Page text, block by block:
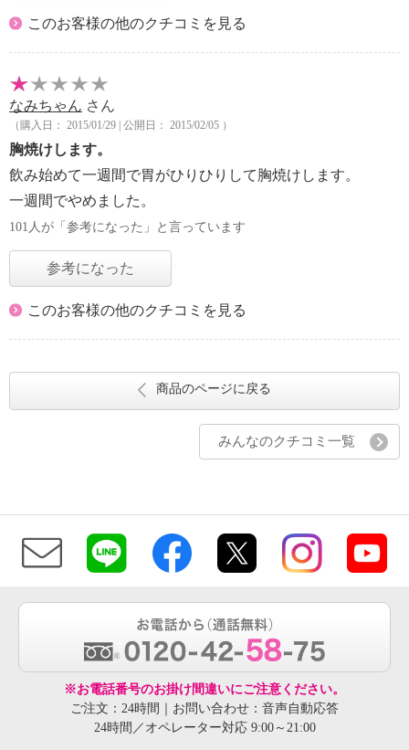
このお客様の他のクチコミを見る
なみちゃん さん
（購入日： 2015/01/29 | 公開日： 2015/02/05 ）
胸焼けします。
飲み始めて一週間で胃がひりひりして胸焼けします。
一週間でやめました。
101人が「参考になった」と言っています
参考になった
このお客様の他のクチコミを見る
商品のページに戻る
みんなのクチコミ一覧
※お電話番号のお掛け間違いにご注意ください。
ご注文：24時間｜お問い合わせ：音声自動応答
24時間／オペレーター対応 9:00～21:00